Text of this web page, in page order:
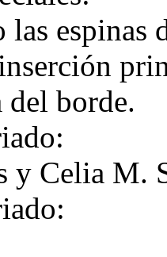
las espinas
del borde.
y Celia M.